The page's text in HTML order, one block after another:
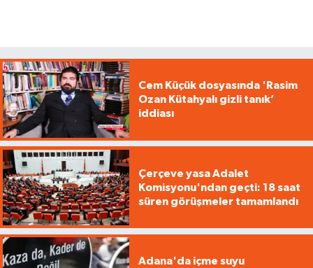
Cem Küçük dosyasında 'Rasim
Ozan Kütahyalı gizli tanık’
iddiası
Çerçeve yasa Adalet
Komisyonu'ndan geçti: 18 saat
süren görüşmeler tamamlandı
Adana'da içme suyu